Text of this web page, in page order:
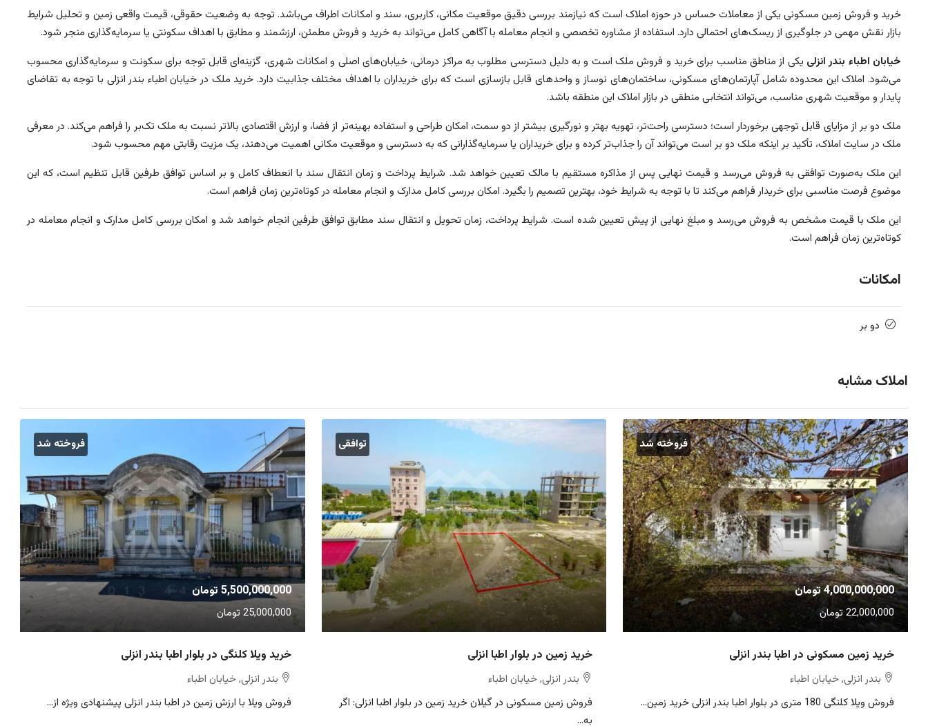
خرید و فروش زمین مسکونی یکی از معاملات حساس در حوزه املاک است که نیازمند بررسی دقیق موقعیت مکانی، کاربری، سند و امکانات اطراف می‌باشد. توجه به وضعیت حقوقی، قیمت واقعی زمین و تحلیل شرایط
بازار نقش مهمی در جلوگیری از ریسک‌های احتمالی دارد. استفاده از مشاوره تخصصی و انجام معامله با آگاهی کامل می‌تواند به خرید و فروش مطمئن، ارزشمند و مطابق با اهداف سکونتی یا سرمایه‌گذاری منجر شود.
خیابان اطباء بندر انزلی یکی از مناطق مناسب برای خرید و فروش ملک است و به دلیل دسترسی مطلوب به مراکز درمانی، خیابان‌های اصلی و امکانات شهری، گزینه‌ای قابل توجه برای سکونت و سرمایه‌گذاری محسوب
می‌شود. املاک این محدوده شامل آپارتمان‌های مسکونی، ساختمان‌های نوساز و واحدهای قابل بازسازی است که برای خریداران با اهداف مختلف جذابیت دارد. خرید ملک در خیابان اطباء بندر انزلی با توجه به تقاضای
پایدار و موقعیت شهری مناسب، می‌تواند انتخابی منطقی در بازار املاک این منطقه باشد.
ملک دو بر از مزایای قابل توجهی برخوردار است؛ دسترسی راحت‌تر، تهویه بهتر و نورگیری بیشتر از دو سمت، امکان طراحی و استفاده بهینه‌تر از فضا، و ارزش اقتصادی بالاتر نسبت به ملک تک‌بر را فراهم می‌کند. در معرفی
ملک در سایت املاک، تأکید بر اینکه ملک دو بر است می‌تواند آن را جذاب‌تر کرده و برای خریداران یا سرمایه‌گذارانی که به دسترسی و موقعیت مکانی اهمیت می‌دهند، یک مزیت رقابتی مهم محسوب شود.
این ملک به‌صورت توافقی به فروش می‌رسد و قیمت نهایی پس از مذاکره مستقیم با مالک تعیین خواهد شد. شرایط پرداخت و زمان انتقال سند با انعطاف کامل و بر اساس توافق طرفین قابل تنظیم است، که این
موضوع فرصت مناسبی برای خریدار فراهم می‌کند تا با توجه به شرایط خود، بهترین تصمیم را بگیرد. امکان بررسی کامل مدارک و انجام معامله در کوتاه‌ترین زمان فراهم است.
این ملک با قیمت مشخص به فروش می‌رسد و مبلغ نهایی از پیش تعیین شده است. شرایط پرداخت، زمان تحویل و انتقال سند مطابق توافق طرفین انجام خواهد شد و امکان بررسی کامل مدارک و انجام معامله در
کوتاه‌ترین زمان فراهم است.
امکانات
دو بر
املاک مشابه
فروخته شد
4,000,000,000 تومان
22,000,000 تومان
خرید زمین مسکونی در اطبا بندر انزلی
بندر انزلی, خیابان اطباء
فروش ویلا کلنگی 180 متری در بلوار اطبا بندر انزلی خرید زمین...
توافقی
خرید زمین در بلوار اطبا انزلی
بندر انزلی, خیابان اطباء
فروش زمین مسکونی در گیلان خرید زمین در بلوار اطبا انزلی: اگر
به...
فروخته شد
5,500,000,000 تومان
25,000,000 تومان
خرید ویلا کلنگی در بلوار اطبا بندر انزلی
بندر انزلی, خیابان اطباء
فروش ویلا با ارزش زمین در اطبا بندر انزلی پیشنهادی ویژه از...